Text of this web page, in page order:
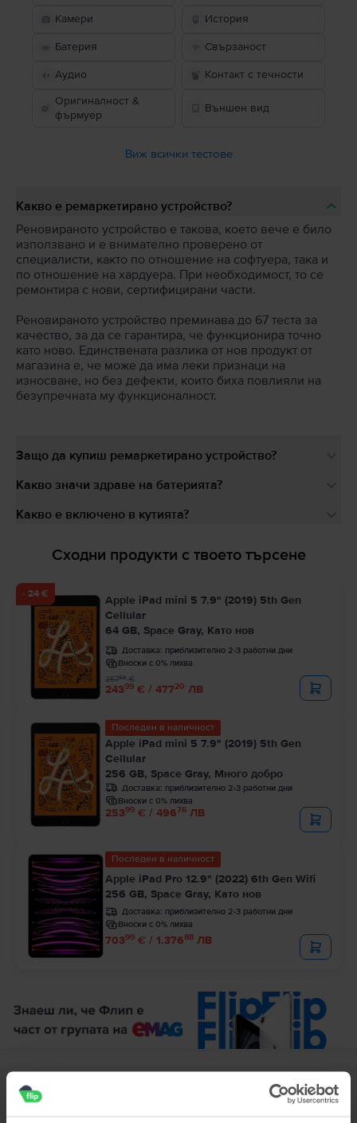
Камери История
Батерия Свързаност
Аудио
Контакт с течности
Оригиналност &
фърмуер
Външен вид
Виж всички тестове
Какво е ремаркетирано устройство?
Реновираното устройство е такова, което вече е било
използвано и е внимателно проверено от
специалисти, както по отношение на софтуера, така и
по отношение на хардуера. При необходимост, то се
ремонтира с нови, сертифицирани части.
Реновираното устройство преминава до 67 теста за
качество, за да се гарантира, че функционира точно
като ново. Единствената разлика от нов продукт от
магазина е, че може да има леки признаци на
износване, но без дефекти, които биха повлияли на
безупречната му функционалност.
Защо да купиш ремаркетирано устройство?
Какво значи здраве на батерията?
Какво е включено в кутията?
Сходни продукти с твоето търсене
- 24 €
Apple iPad mini 5 7.9" (2019) 5th Gen
Cellular
64 GB, Space Gray, Като нов
Доставка: приблизително 2-3 работни дни
Вноски с 0% лихва
24399 € / 47720 ЛВ
26799€
Последен в наличност
Apple iPad mini 5 7.9" (2019) 5th Gen
Cellular
256 GB, Space Gray, Много добро
Доставка: приблизително 2-3 работни дни
Вноски с 0% лихва
25399 € / 49676 ЛВ
Последен в наличност
Apple iPad Pro 12.9" (2022) 6th Gen Wifi
256 GB, Space Gray, Като нов
Доставка: приблизително 2-3 работни дни
Вноски с 0% лихва
70399 € / 1.37688 ЛВ
Описание
Tаблет Apple iPad Air 3 10.5" (2019) 3rd Gen Wifi, 256 GB, Gold, Като